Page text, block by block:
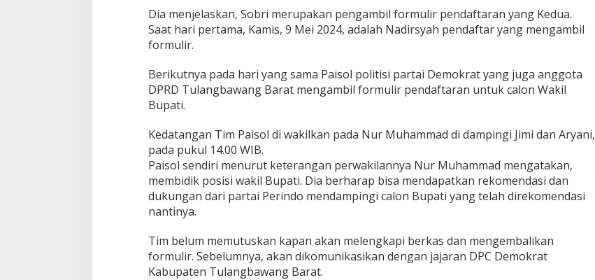
S
o
b
d
a
a
s
o
l
a
m
b
l
F
o
Dia menjelaskan, Sobri merupakan pengambil formulir pendaftaran yang Kedua.
Saat hari pertama, Kamis, 9 Mei 2024, adalah Nadirsyah pendaftar yang mengambil
formulir.
Berikutnya pada hari yang sama Paisol politisi partai Demokrat yang juga anggota
DPRD Tulangbawang Barat mengambil formulir pendaftaran untuk calon Wakil
Bupati.
Kedatangan Tim Paisol di wakilkan pada Nur Muhammad di dampingi Jimi dan Aryani,
pada pukul 14.00 WIB.
Paisol sendiri menurut keterangan perwakilannya Nur Muhammad mengatakan,
membidik posisi wakil Bupati. Dia berharap bisa mendapatkan rekomendasi dan
dukungan dari partai Perindo mendampingi calon Bupati yang telah direkomendasi
nantinya.
Tim belum memutuskan kapan akan melengkapi berkas dan mengembalikan
formulir. Sebelumnya, akan dikomunikasikan dengan jajaran DPC Demokrat
Kabupaten Tulangbawang Barat.